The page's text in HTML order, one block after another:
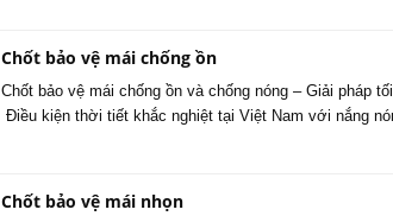
Chốt bảo vệ mái chống ồn
Chốt bảo vệ mái chống ồn và chống nóng – Giải pháp
Điều kiện thời tiết khắc nghiệt tại Việt Nam với nắng
Chốt bảo vệ mái nhọn